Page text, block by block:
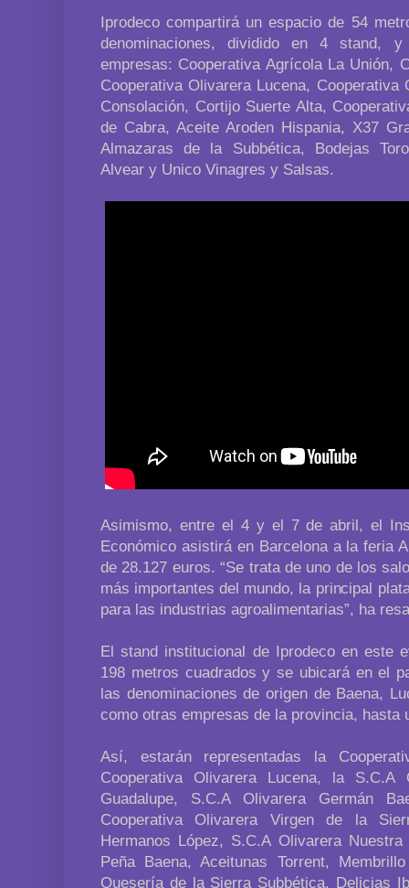
Iprodeco compartirá un espacio de 54
denominaciones, dividido en 4 stand,
empresas: Cooperativa Agrícola La Unión,
Cooperativa Olivarera Lucena,
Consolación, Cortijo Suerte Alta,
de Cabra, Aceite Aroden Hispania, X37
Almazaras de la Subbética, Bodejas
Alvear y Unico Vinagres y Salsas.
Asimismo, entre el 4 y el 7 de abril, el
Económico asistirá en Barcelona a la feria
de 28.127 euros. “Se trata de uno de los
más importantes del mundo, la principal
para las industrias agroalimentarias”, ha
El stand institucional de Iprodeco en este
198 metros cuadrados y se ubicará en el
las denominaciones de origen de Baena,
como otras empresas de la provincia, hasta
Así, estarán representadas la
Cooperativa Olivarera Lucena, la S.C.A
Guadalupe, S.C.A Olivarera Germán
Cooperativa Olivarera Virgen de la
Hermanos López, S.C.A Olivarera
Peña Baena, Aceitunas Torrent,
Quesería de la Sierra Subbética, Delicias